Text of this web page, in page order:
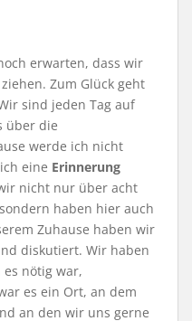
erwarten, dass wir
Zum Glück geht
sind jeden Tag auf
über die
werde ich nicht
eine Erinnerung
nicht nur über acht
haben hier auch
Zuhause haben wir
diskutiert. Wir haben
nötig war,
es ein Ort, an dem
an den wir uns gerne